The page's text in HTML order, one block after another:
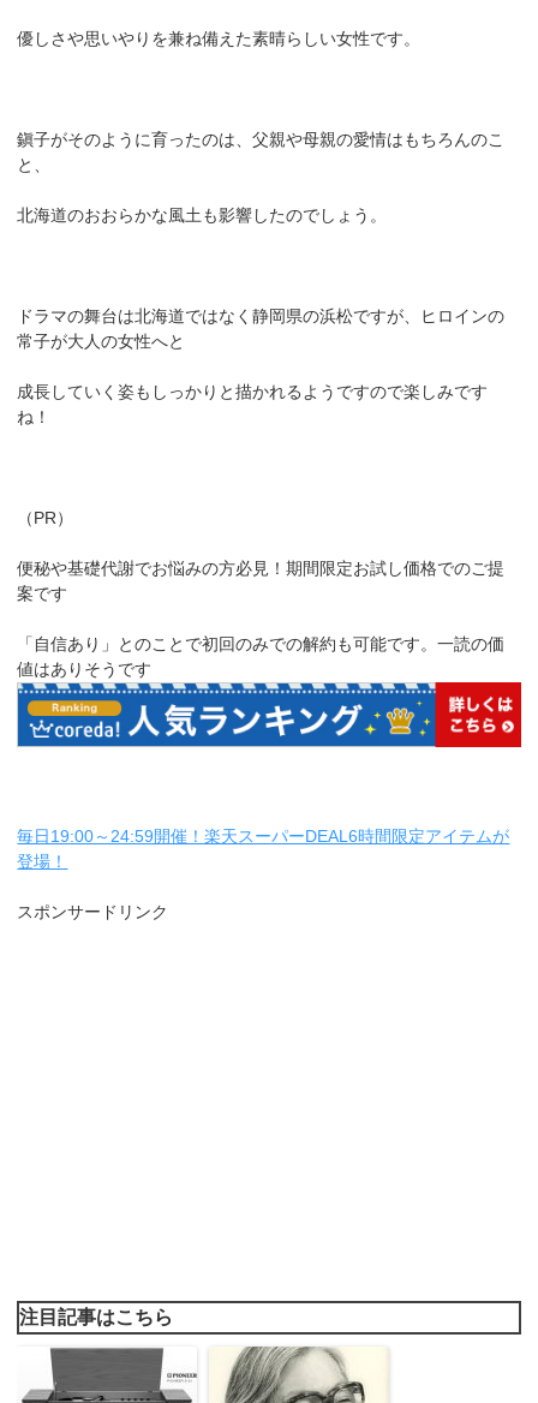
優しさや思いやりを兼ね備えた素晴らしい女性です。
鎭子がそのように育ったのは、父親や母親の愛情はもちろんのこ
と、
北海道のおおらかな風土も影響したのでしょう。
ドラマの舞台は北海道ではなく静岡県の浜松ですが、ヒロインの
常子が大人の女性へと
成長していく姿もしっかりと描かれるようですので楽しみです
ね！
（PR）
便秘や基礎代謝でお悩みの方必見！期間限定お試し価格でのご提
案です
「自信あり」とのことで初回のみでの解約も可能です。一読の価
値はありそうです
毎日19:00～24:59開催！楽天スーパーDEAL6時間限定アイテムが
登場！
スポンサードリンク
注目記事はこちら